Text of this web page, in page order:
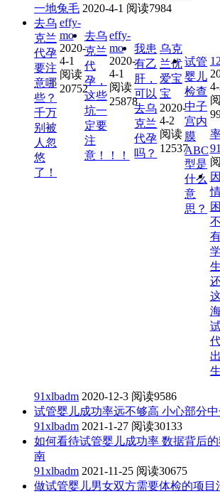
一地兔毛 2020-4-1 阅读7984
去乌
克兰
代孕
要注
意哪
些？
千万
别被
人忽
悠
了！
effy-
mo
2020-
4-1
阅读
20752
去乌
克兰
代
孕，
这些
坑一
定要
注
意！！！
effy-
mo
2020-
4-1
阅读
25878
我患
有乙
肝，
可以
去乌
克兰
代孕
吗？
乌克
兰优
爱宝
宝
2020-
4-2
阅读
12537
试管
婴儿
检查
中子
宫内
膜
ABC
型是
什么
意
思？
学
出
91xlbadm 2020-12-3 阅读9586
试管婴儿成功率远不够高 小心部分
91xlbadm 2021-1-27 阅读30133
如何看待试管婴儿成功率 数据背后
南
91xlbadm 2021-11-25 阅读30675
做试管婴儿男女双方需要体检的项目